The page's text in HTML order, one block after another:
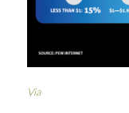
Via